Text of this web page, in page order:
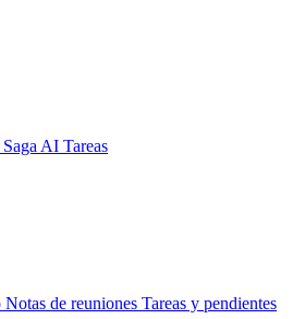
Saga AI Tareas
Notas de reuniones Tareas y pendientes